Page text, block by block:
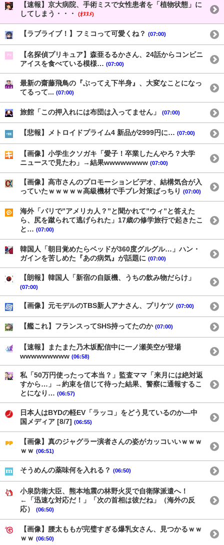
【速報】京大病院、手術ミスで女性患者を「植物状態」に
してしまう・・・
(ｵﾇﾇﾒ)
【ラブライブ！】フミコって可愛くね？ (07:00)
【名探偵プリキュア】森亜るるかさん、24話からコンビニ
アイスを食べている模様… (07:00)
最新の齋藤飛鳥の『ぶってえ下半身』、大変なことになっ
てるって... (07:00)
旅館「この押入れには布団は入ってません」 (07:00)
【悲報】メトロイドプライム4 新品が2999円に… (07:00)
【画像】小学生クソガキ「愛子！卒業したんやろ？大学
ニュースで見たわ」→結果wwwwwwww (07:00)
【画像】高市さんのプロモーションビデオ、結構気合が入
っていたｗｗｗｗｗ高級機材で手ブレ対策ばっちり (07:00)
海外「パリで”アメリカ人？”と聞かれて”ウィ”と答えた
ら、尻を蹴られて逃げられた」17歳の修学旅行で起きたこ
と… (07:00)
韓国人「朝目覚めたらベッドが360度グルグル…」ハン・
ガインを苦しめた『あの病気』が話題に (07:00)
【朗報】韓国人「新宿の自販機、うちの飲み物だらけ」
(07:00)
【画像】元モデルのTBS新人アナさん、プリケツ (07:00)
【艦これ】フランスってSHS持ってたのか (07:00)
【速報】またまた乃木坂配信中に一ノ瀬美空が登場
wwwwwwwww (06:58)
私「50万円使ったって本当？」監査ママ「来月には絶対返
すから…」→約束を信じて待った結果、警察に通報するこ
とになり… (06:57)
日本人はBYDの軽EV「ラッコ」をどう見ているのか―中
国メディア [8/7] (06:55)
【画像】真のジャグラー演者さんの姿がカッコいいｗｗｗ
ｗｗ (06:51)
そうめんの薬味何を入れる？ (06:50)
小泉防衛大臣、熊本地震の林野火災で自衛隊派遣へ！
←「迅速な対応だ！」「次の首相は彼だね」（海外の反
応）
(06:50)
【画像】腰太ももが完璧すぎる爆乳女さん、見つかるｗｗ
ｗｗ (06:50)